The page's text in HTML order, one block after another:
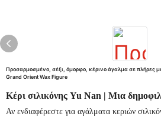
Προσαρμοσμένο, σέξι, όμορφο, κέρινο άγαλμα σε πλήρες
Grand Orient Wax Figure
Κέρι σιλικόνης Yu Nan | Μια
Αν ενδιαφέρεστε για αγάλματα κεριών